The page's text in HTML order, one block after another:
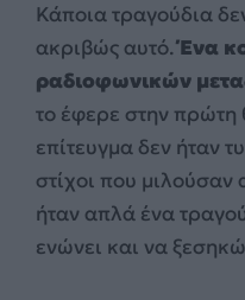
Κάποια τραγούδια
ακριβώς αυτό.Ένα
ραδιοφωνικών
το έφερε στην πρώτη
επίτευγμα δεν ήταν
στίχοι που
ήταν απλά ένα
ενώνει και να